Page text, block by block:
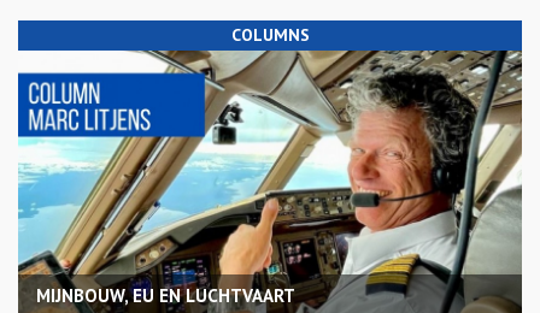
COLUMNS
MIJNBOUW, EU EN LUCHTVAART